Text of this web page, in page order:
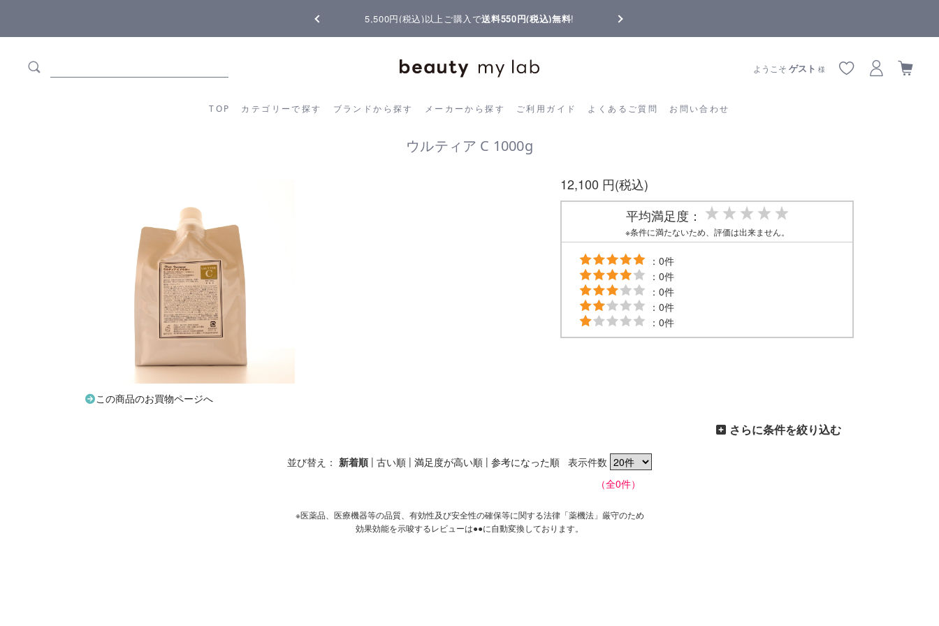
5,500円(税込)以上ご購入で送料550円(税込)無料!
TOP カテゴリーで探す ブランドから探す メーカーから探す ご利用ガイド よくあるご質問 お問い合わせ
ようこそゲスト 様
カテゴリーから探す ブランドから探す メーカーから探す ご利用ガイド よくあるご質問
ウルティア C 1000g
この商品のお買物ページへ
12,100 円(税込)
平均満足度：
※条件に満たないため、評価は出来ません。
：0件
：0件
：0件
：0件
：0件
さらに条件を絞り込む
並び替え： 新着順 | 古い順 | 満足度が高い順 | 参考になった順 表示件数
（全0件）
※医薬品、医療機器等の品質、有効性及び安全性の確保等に関する法律「薬機法」厳守のため
効果効能を示唆するレビューは●●に自動変換しております。